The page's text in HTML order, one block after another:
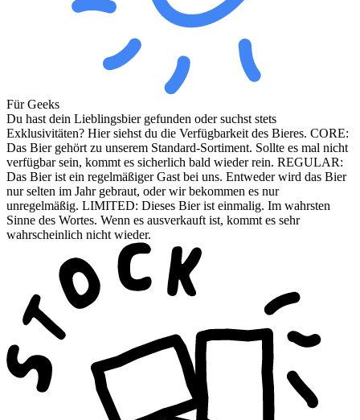
Für Geeks
Du hast dein Lieblingsbier gefunden oder suchst stets
Exklusivitäten? Hier siehst du die Verfügbarkeit des Bieres. CORE:
Das Bier gehört zu unserem Standard-Sortiment. Sollte es mal nicht
verfügbar sein, kommt es sicherlich bald wieder rein. REGULAR:
Das Bier ist ein regelmäßiger Gast bei uns. Entweder wird das Bier
nur selten im Jahr gebraut, oder wir bekommen es nur
unregelmäßig. LIMITED: Dieses Bier ist einmalig. Im wahrsten
Sinne des Wortes. Wenn es ausverkauft ist, kommt es sehr
wahrscheinlich nicht wieder.